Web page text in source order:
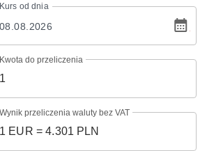
Kurs od dnia
Kwota do przeliczenia
Wynik przeliczenia waluty bez VAT